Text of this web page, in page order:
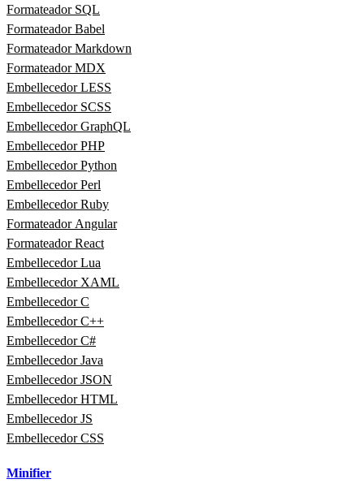
Formateador SQL
Formateador Babel
Formateador Markdown
Formateador MDX
Embellecedor LESS
Embellecedor SCSS
Embellecedor GraphQL
Embellecedor PHP
Embellecedor Python
Embellecedor Perl
Embellecedor Ruby
Formateador Angular
Formateador React
Embellecedor Lua
Embellecedor XAML
Embellecedor C
Embellecedor C++
Embellecedor C#
Embellecedor Java
Embellecedor JSON
Embellecedor HTML
Embellecedor JS
Embellecedor CSS
Minifier